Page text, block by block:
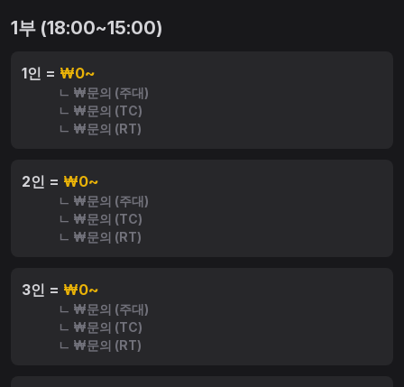
1부 (18:00~15:00)
1인 = ₩0~
ㄴ ₩문의 (주대)
ㄴ ₩문의 (TC)
ㄴ ₩문의 (RT)
2인 = ₩0~
ㄴ ₩문의 (주대)
ㄴ ₩문의 (TC)
ㄴ ₩문의 (RT)
3인 = ₩0~
ㄴ ₩문의 (주대)
ㄴ ₩문의 (TC)
ㄴ ₩문의 (RT)